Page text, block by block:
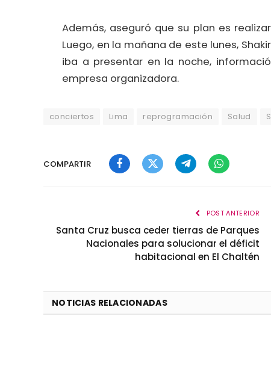
Además, aseguró que su plan es
Luego, en la mañana de este lunes,
iba a presentar en la noche,
empresa organizadora.
conciertos Lima reprogramación Salud
COMPARTIR
FacebookTwitterTelegramWhatsApp
POST ANTERIOR
Santa Cruz busca ceder tierras de Parques
Nacionales para solucionar el déficit
habitacional en El Chaltén
NOTICIAS RELACIONADAS